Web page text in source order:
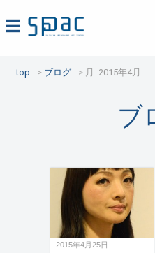
top ブログ 月: 2015年4月
ブ
2015年4月25日